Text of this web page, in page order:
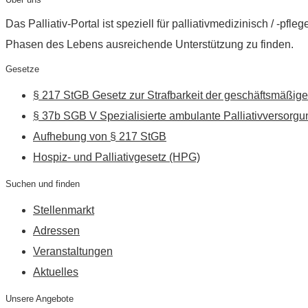
Das Palliativ-Portal ist speziell für palliativmedizinisch / -
Phasen des Lebens ausreichende Unterstützung zu finden.
Gesetze
§ 217 StGB Gesetz zur Strafbarkeit der
§ 37b SGB V Spezialisierte ambulante
Aufhebung von § 217 StGB
Hospiz- und Palliativgesetz (HPG)
Suchen und finden
Stellenmarkt
Adressen
Veranstaltungen
Aktuelles
Unsere Angebote